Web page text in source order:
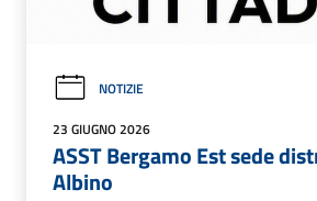
NOTIZIE
23 GIUGNO 2026
ASST Bergamo Est sede
Albino